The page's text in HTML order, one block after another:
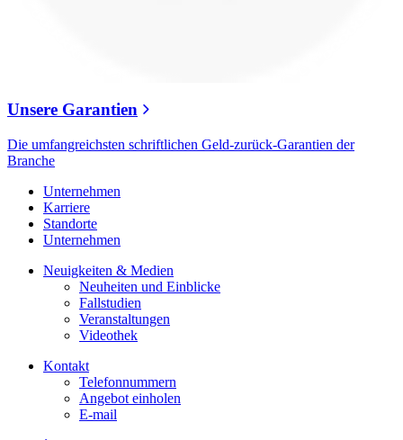
Unsere Garantien
Die umfangreichsten schriftlichen Geld-zurück-Garantien der
Branche
Unternehmen
Karriere
Standorte
Unternehmen
Neuigkeiten & Medien
Neuheiten und Einblicke
Fallstudien
Veranstaltungen
Videothek
Kontakt
Telefonnummern
Angebot einholen
E-mail